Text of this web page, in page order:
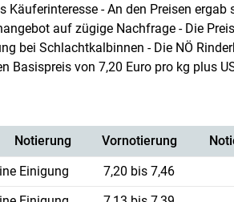
- An den Preisen ergab
auf zügige Nachfrage - Die
bei Schlachtkalbinnen - Die NÖ
Basispreis von 7,20 Euro pro kg plus
Notierung Vornotierung
Einigung 7,20 bis 7,46